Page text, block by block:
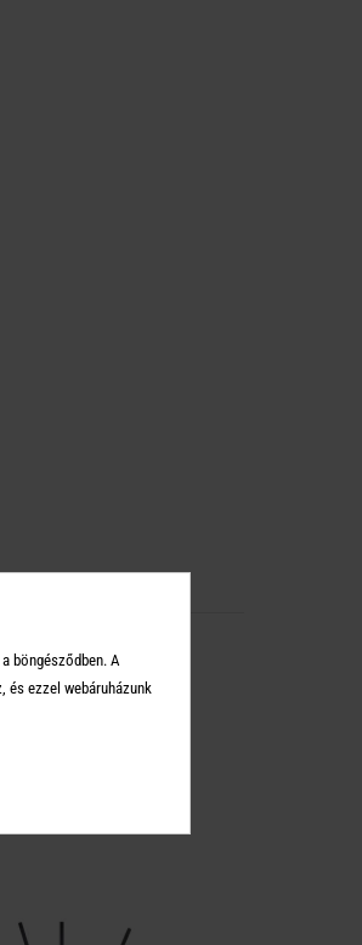
böngésződben. A
és ezzel webáruházunk